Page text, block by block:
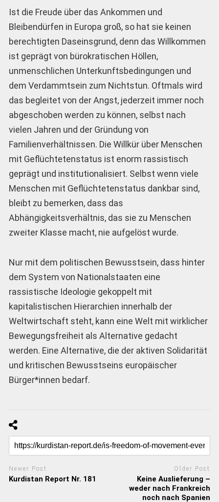
Ist die Freude über das Ankommen und
Bleibendürfen in Europa groß, so hat sie keinen
berechtigten Daseinsgrund, denn das Willkommen
ist geprägt von bürokratischen Höllen,
unmenschlichen Unterkunftsbedingungen und
dem Verdammtsein zum Nichtstun. Oftmals wird
das begleitet von der Angst, jederzeit immer noch
abgeschoben werden zu können, selbst nach
vielen Jahren und der Gründung von
Familienverhältnissen. Die Willkür über Menschen
mit Geflüchtetenstatus ist enorm rassistisch
geprägt und institutionalisiert. Selbst wenn viele
Menschen mit Geflüchtetenstatus dankbar sind,
bleibt zu bemerken, dass das
Abhängigkeitsverhältnis, das sie zu Menschen
zweiter Klasse macht, nie aufgelöst wurde.
Nur mit dem politischen Bewusstsein, dass hinter
dem System von Nationalstaaten eine
rassistische Ideologie gekoppelt mit
kapitalistischen Hierarchien innerhalb der
Weltwirtschaft steht, kann eine Welt mit wirklicher
Bewegungsfreiheit als Alternative gedacht
werden. Eine Alternative, die der aktiven Solidarität
und kritischen Bewusstseins europäischer
Bürger*innen bedarf.
Newer Post
Kurdistan Report Nr. 181
Older Post
Keine Auslieferung –
weder nach Frankreich
noch nach Spanien